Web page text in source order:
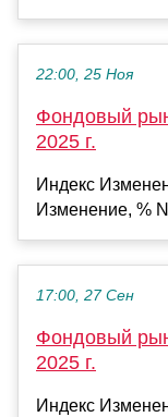
22:00, 25 Ноя
Фондовый
2025 г.
Индекс
Изменение, %
17:00, 27 Сен
Фондовый
2025 г.
Индекс